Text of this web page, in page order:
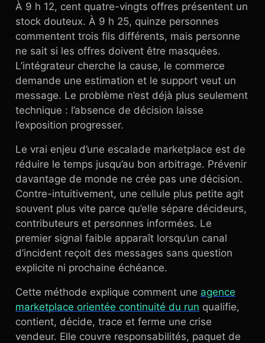
À 9 h 12, cent quatre-vingts offres présentent un
stock douteux. À 9 h 25, quinze personnes
commentent trois fils différents, mais personne
ne sait si les offres doivent être masquées.
L’intégrateur cherche la cause, le commerce
demande une estimation et le support veut un
message. Le problème n’est déjà plus seulement
technique : l’absence de décision laisse
l’exposition progresser.
Le vrai enjeu d’une escalade marketplace est de
réduire le temps jusqu’au bon arbitrage. Prévenir
davantage de monde ne crée pas une décision.
Contre-intuitivement, une cellule plus petite agit
souvent plus vite parce qu’elle sépare décideurs,
contributeurs et personnes informées. Le
premier signal faible apparaît lorsqu’un canal
d’incident reçoit des messages sans question
explicite ni prochaine échéance.
Cette méthode explique comment une agence
marketplace orientée continuité du run qualifie,
contient, décide, trace et ferme une crise
vendeur. Elle couvre responsabilités, paquet de